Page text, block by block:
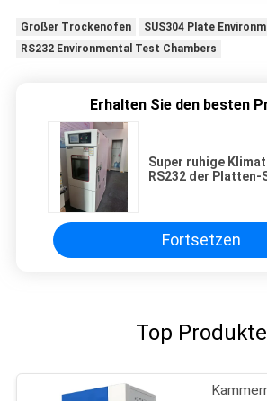
Großer Trockenofen
SUS304 Plate
RS232 Environmental Test Chambers
Erhalten Sie den besten
Super ruhige
RS232 der Platten-
Fortsetzen
Top Produkte